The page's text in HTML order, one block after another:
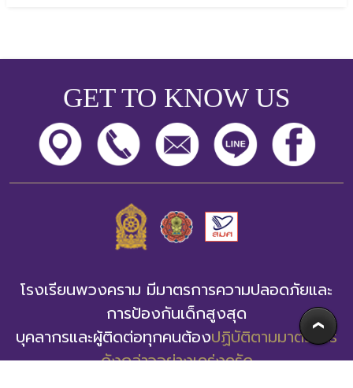
GET TO KNOW US
โรงเรียนพวงคราม มีมาตรการความปลอดภัยและ
การป้องกันเด็กสูงสุด
บุคลากรและผู้ติดต่อทุกคนต้องปฏิบัติตามมาตรการ
ดังกล่าวอย่างเคร่งครัด